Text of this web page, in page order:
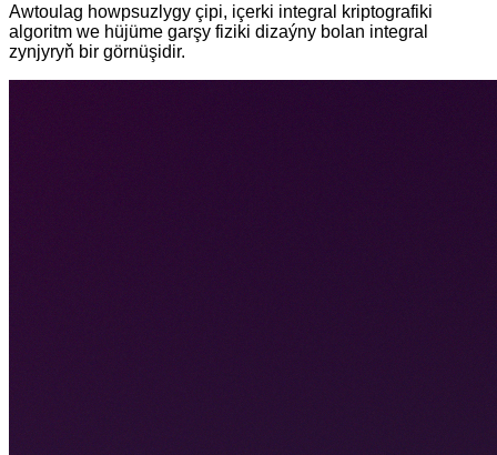
Awtoulag howpsuzlygy çipi, içerki integral kriptografiki
algoritm we hüjüme garşy fiziki dizaýny bolan integral
zynjyryň bir görnüşidir.